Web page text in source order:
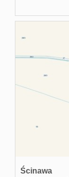
Ścinawa